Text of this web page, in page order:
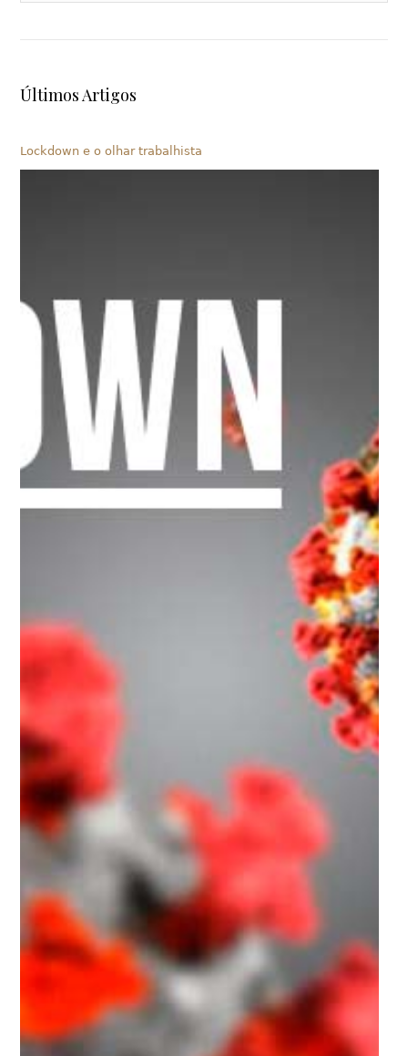
Últimos Artigos
Lockdown e o olhar trabalhista